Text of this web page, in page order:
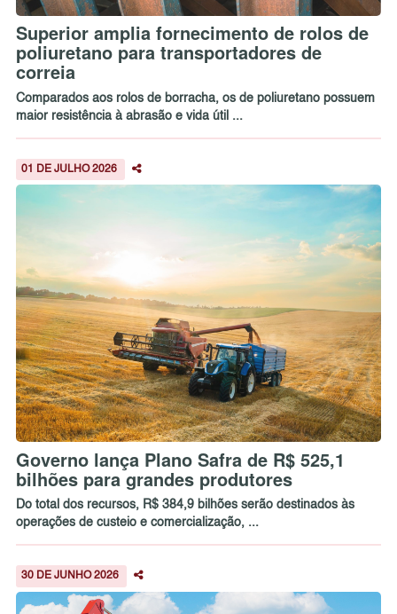
Superior amplia fornecimento de rolos de
poliuretano para transportadores de
correia
Comparados aos rolos de borracha, os de poliuretano possuem
maior resistência à abrasão e vida útil ...
01 DE JULHO 2026
Governo lança Plano Safra de R$ 525,1
bilhões para grandes produtores
Do total dos recursos, R$ 384,9 bilhões serão destinados às
operações de custeio e comercialização, ...
30 DE JUNHO 2026